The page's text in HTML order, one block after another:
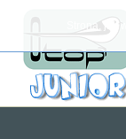
Strona,